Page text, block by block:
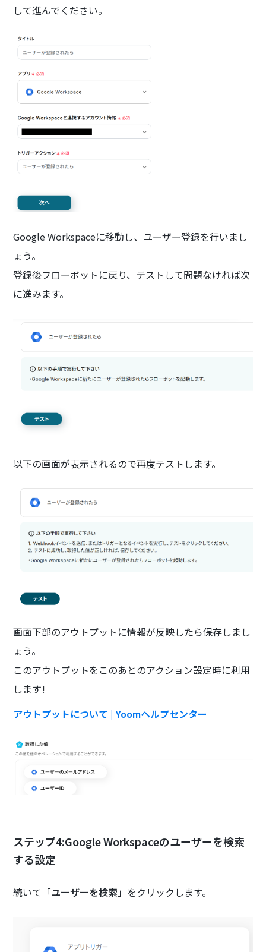
して進んでください。
Google Workspaceに移動し、ユーザー登録を行いまし
ょう。
登録後フローボットに戻り、テストして問題なければ次
に進みます。
以下の画面が表示されるので再度テストします。
画面下部のアウトプットに情報が反映したら保存しまし
ょう。
このアウトプットをこのあとのアクション設定時に利用
します!
アウトプットについて | Yoomヘルプセンター
ステップ4:Google Workspaceのユーザーを検索
する設定
続いて「ユーザーを検索 」をクリックします。